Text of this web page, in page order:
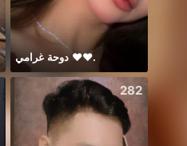
دوحة غرامي ♥️♥️.
282